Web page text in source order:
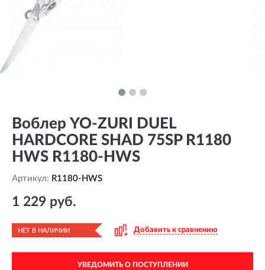
Воблер YO-ZURI DUEL
HARDCORE SHAD 75SP R1180
HWS R1180-HWS
Артикул: R1180-HWS
1 229 руб.
НЕТ В НАЛИЧИИ Добавить к сравнению
УВЕДОМИТЬ О ПОСТУПЛЕНИИ